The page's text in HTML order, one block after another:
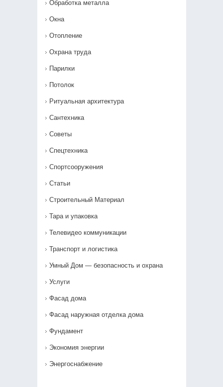
Обработка металла
Окна
Отопление
Охрана труда
Парилки
Потолок
Ритуальная архитектура
Сантехника
Советы
Спецтехника
Спортсооружения
Статьи
Строительный Материал
Тара и упаковка
Телевидео коммуникации
Транспорт и логистика
Умный Дом — безопасность и охрана
Услуги
Фасад дома
Фасад наружная отделка дома
Фундамент
Экономия энергии
Энергоснабжение